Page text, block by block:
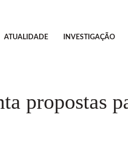
ATUALIDADE INVESTIGAÇÃO
propostas